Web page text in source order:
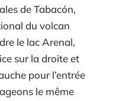
de Tabacón,
du volcan
le lac Arenal,
sur la droite et
pour l’entrée
le même